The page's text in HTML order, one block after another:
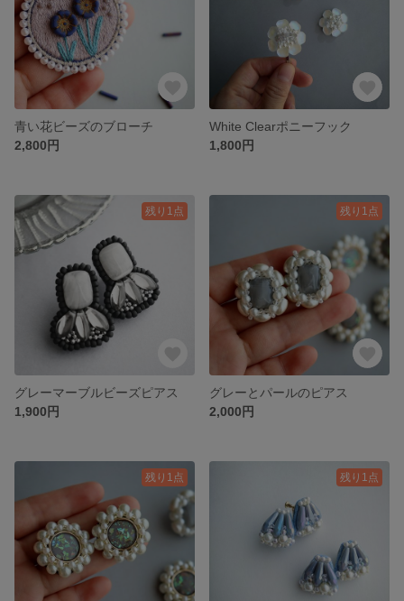
青い花ビーズのブローチ
2,800円
White Clearポニーフック
1,800円
残り1点
グレーマーブルビーズピアス
1,900円
残り1点
グレーとパールのピアス
2,000円
残り1点 残り1点